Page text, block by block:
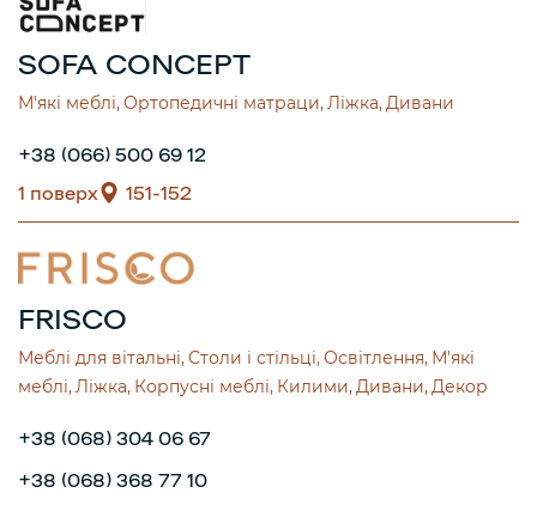
SOFA CONCEPT
М'які меблі Ортопедичні матраци Ліжка Дивани
+38 (066) 500 69 12
1 поверх
151-152
FRISCO
Меблі для вітальні Столи і стільці Освітлення М'які
меблі Ліжка Корпусні меблі Килими Дивани Декор
+38 (068) 304 06 67
+38 (068) 368 77 10